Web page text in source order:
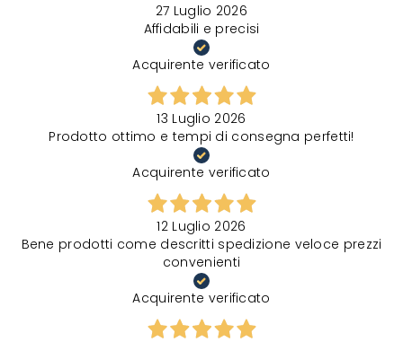
27 Luglio 2026
Affidabili e precisi
Acquirente verificato
13 Luglio 2026
Prodotto ottimo e tempi di consegna perfetti!
Acquirente verificato
12 Luglio 2026
Bene prodotti come descritti spedizione veloce prezzi
convenienti
Acquirente verificato